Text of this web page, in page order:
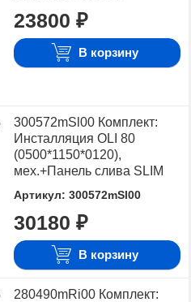
OLI, достаточно
или связаться с
on-line.
23800 ₽
В корзину
300572mSl00 Комплект:
Инсталляция OLI 80
(0500*1150*0120),
мех.+Панель слива SLIM
Артикул: 300572mSl00
30180 ₽
В корзину
280490mRi00 Комплект: